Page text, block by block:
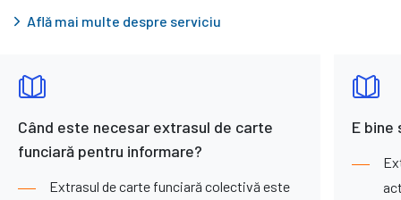
Află mai multe despre serviciu
Când este necesar extrasul de carte
funciară pentru informare?
Extrasul de carte funciară colectivă este
E bine